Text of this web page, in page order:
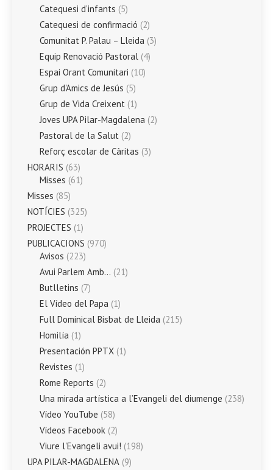
Catequesi d’infants (5)
Catequesi de confirmació (2)
Comunitat P. Palau – Lleida (3)
Equip Renovació Pastoral (4)
Espai Orant Comunitari (10)
Grup d'Amics de Jesús (5)
Grup de Vida Creixent (1)
Joves UPA Pilar-Magdalena (2)
Pastoral de la Salut (2)
Reforç escolar de Càritas (3)
HORARIS (63)
Misses (61)
Misses (85)
NOTÍCIES (325)
PROJECTES (1)
PUBLICACIONS (970)
Avisos (223)
Avui Parlem Amb… (21)
Butlletins (7)
El Vídeo del Papa (1)
Full Dominical Bisbat de Lleida (215)
Homilía (1)
Presentación PPTX (1)
Revistes (1)
Rome Reports (2)
Una mirada artística a l’Evangeli del diumenge (238)
Vídeo YouTube (58)
Vídeos Facebook (2)
Viure l'Evangeli avui! (198)
UPA PILAR-MAGDALENA (9)